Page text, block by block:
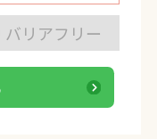
バリアフリー